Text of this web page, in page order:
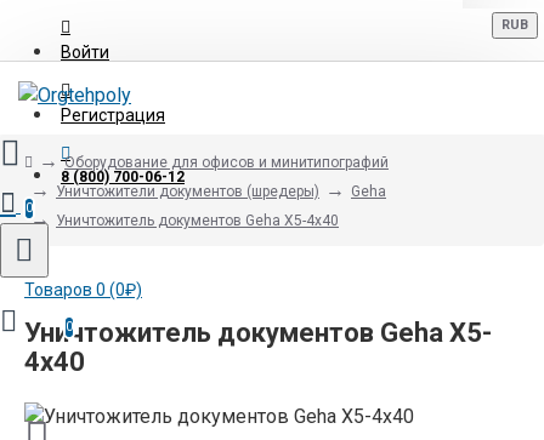
Войти
Регистрация
8 (800) 700-06-12
RUB
0
Товаров 0 (0₽)
0
Оборудование для офисов и минитипографий
Уничтожители документов (шредеры)
Geha
Уничтожитель документов Geha X5-4х40
Уничтожитель документов Geha X5-
4х40